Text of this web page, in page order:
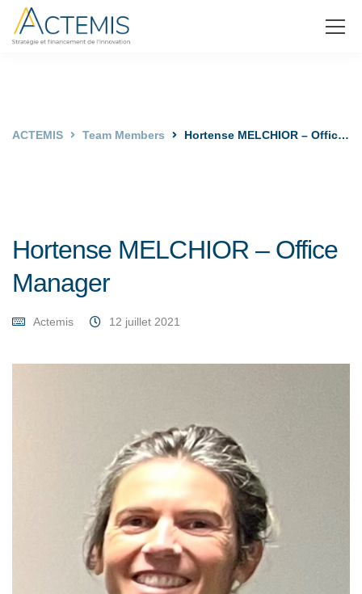
ACTEMIS Team Members Hortense MELCHIOR – Office Manager
Hortense MELCHIOR – Office
Manager
Actemis 12 juillet 2021